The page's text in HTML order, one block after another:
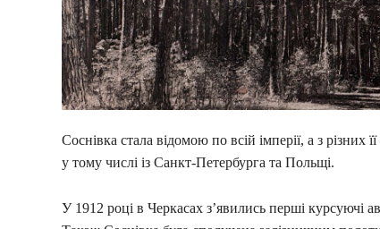
Соснівка стала відомою по всій імперії, а з різних
у тому числі із Санкт-Петербурга та Польщі.
У 1912 році в Черкасах з’явились перші курсуючі